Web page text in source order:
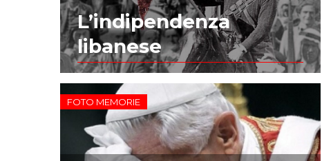
L’indipendenza
libanese
FOTO MEMORIE